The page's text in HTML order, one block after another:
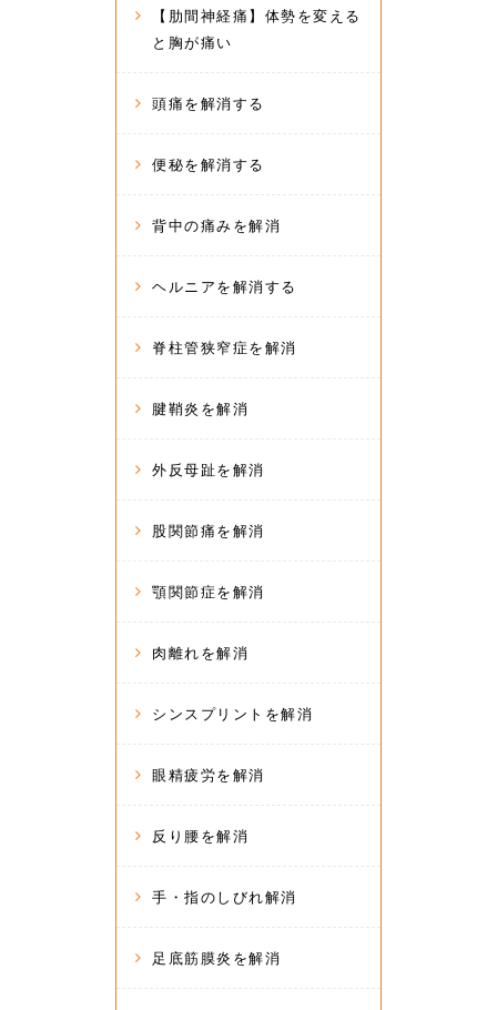
【肋間神経痛】体勢を変える
と胸が痛い
頭痛を解消する
便秘を解消する
背中の痛みを解消
ヘルニアを解消する
脊柱管狭窄症を解消
腱鞘炎を解消
外反母趾を解消
股関節痛を解消
顎関節症を解消
肉離れを解消
シンスプリントを解消
眼精疲労を解消
反り腰を解消
手・指のしびれ解消
足底筋膜炎を解消